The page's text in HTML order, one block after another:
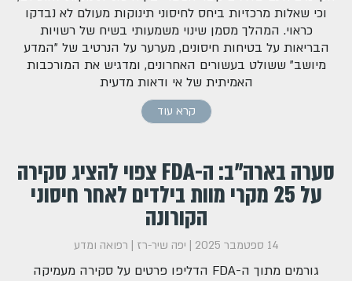
וכי שאלות מרכזיות ביחס לחיסוני תינוקות מעולם לא נבדקו
כראוי. המהלך מסמן שינוי משמעותי בשיח של רשויות
הבריאות על בטיחות חיסונים, מערער על הנרטיב של "המדע
מיושב" ששולט בעשורים האחרונים, ומדגיש את המורכבות
האמיתית של אי ודאות מדעית
קרא עוד
סערה בארה"ב: ה-FDA צפוי להציג סקירה
על 25 מקרי מוות בילדים לאחר חיסוני
הקורונה
14 ספטמבר 2025 | יפה שיר-רז | רפואה ומדע
גורמים מתוך ה-FDA הדליפו פרטים על סקירה מעמיקה